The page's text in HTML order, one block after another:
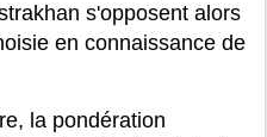
s'opposent alors
en connaissance de
la pondération